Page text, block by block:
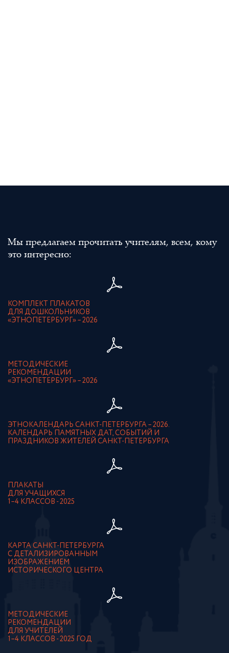
Мы предлагаем прочитать учителям, всем, кому
это интересно:
КОМПЛЕКТ ПЛАКАТОВ
ДЛЯ ДОШКОЛЬНИКОВ
«ЭТНОПЕТЕРБУРГ» – 2026
МЕТОДИЧЕСКИЕ
РЕКОМЕНДАЦИИ
«ЭТНОПЕТЕРБУРГ» – 2026
ЭТНОКАЛЕНДАРЬ САНКТ-ПЕТЕРБУРГА – 2026.
КАЛЕНДАРЬ ПАМЯТНЫХ ДАТ, СОБЫТИЙ И
ПРАЗДНИКОВ ЖИТЕЛЕЙ САНКТ-ПЕТЕРБУРГА
ПЛАКАТЫ
ДЛЯ УЧАЩИХСЯ
1–4 КЛАССОВ - 2025
КАРТА САНКТ-ПЕТЕРБУРГА
С ДЕТАЛИЗИРОВАННЫМ
ИЗОБРАЖЕНИЕМ
ИСТОРИЧЕСКОГО ЦЕНТРА
МЕТОДИЧЕСКИЕ
РЕКОМЕНДАЦИИ
ДЛЯ УЧИТЕЛЕЙ
1–4 КЛАССОВ - 2025 ГОД